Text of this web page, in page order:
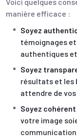
manière efficace :
Soyez
témoignages
authentiques
Soyez
résultats et les
attendre de
Soyez cohérent
votre image